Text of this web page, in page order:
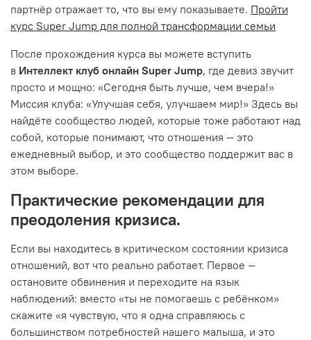
партнёр отражает то, что вы ему показываете. Пройти
курс Super Jump для полной трансформации семьи
После прохождения курса вы можете вступить
в Интеллект клуб онлайн Super Jump, где девиз звучит
просто и мощно: «Сегодня быть лучше, чем вчера!»
Миссия клуба: «Улучшая себя, улучшаем мир!» Здесь вы
найдёте сообщество людей, которые тоже работают над
собой, которые понимают, что отношения — это
ежедневный выбор, и это сообщество поддержит вас в
этом выборе.
Практические рекомендации для
преодоления кризиса.
Если вы находитесь в критическом состоянии кризиса
отношений, вот что реально работает. Первое —
остановите обвинения и переходите на язык
наблюдений: вместо «ты не помогаешь с ребёнком»
скажите «я чувствую, что я одна справляюсь с
большинством потребностей нашего малыша, и это